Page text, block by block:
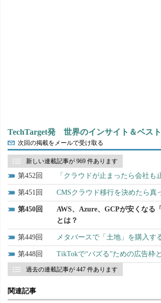
TechTarget発 世界のインサイト＆ベス
次回の掲載をメールで受け取る
新しい連載記事が 969 件あります
452 「クラウドが止まったら会社
451 CMSクラウド移行を決めたら真
450
AWS、Azure、GCPが安くなる
とは？
449 メタバースで「土地」を購入す
448 TikTokで“バズる”ための広告
過去の連載記事が 447 件あります
関連記事